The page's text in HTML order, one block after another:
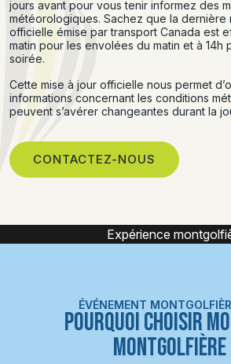
jours avant pour vous tenir informez des
météorologiques. Sachez que la dernière
officielle émise par transport Canada est
matin pour les envolées du matin et à 14h
soirée.
Cette mise à jour officielle nous permet
informations concernant les conditions
peuvent s’avérer changeantes durant la
CONTACTEZ-NOUS
Expérience
ÉVÉNEMENT
POURQUOI CHOISIR